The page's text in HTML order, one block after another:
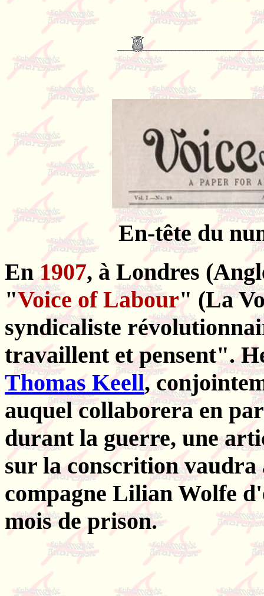
En-tête du
En1907, à Londres
"Voice of Labour" (La
syndicaliste
travaillent et pensent".
Thomas Keell,
auquel collaborera en
durant la guerre, une
sur la conscrition vaudra
compagne Lilian Wolfe
mois de prison.